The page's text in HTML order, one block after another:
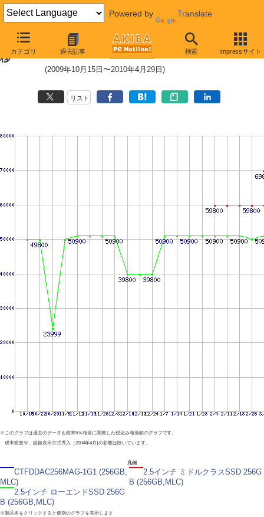
Powered by Translate
カテゴリ 過去記事 検索 Impressサイト
HDD 250〜300GB未満の最安値推
移
(2009年10月15日〜2010年4月29日)
リスト
※このグラフは過去のデータも税率5％相当に調整した税込み相当額のグラフです。
税率変更や、総額表示方式導入（2004年4月)の影響は除いています。
凡例
CTFDDAC256MAG-1G1 (256GB,
MLC)
2.5インチ ミドルクラスSSD 256G
B (256GB,MLC)
2.5インチ ローエンドSSD 256G
B (256GB,MLC)
※製品名をクリックすると個別のグラフを表示します